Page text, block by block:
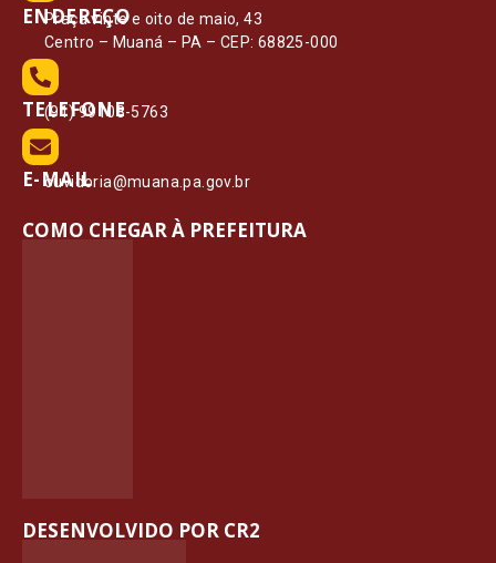
ENDEREÇO
Praça vinte e oito de maio, 43
Centro – Muaná – PA – CEP: 68825-000
TELEFONE
(91) 99108-5763
E-MAIL
ouvidoria@muana.pa.gov.br
COMO CHEGAR À PREFEITURA
DESENVOLVIDO POR CR2